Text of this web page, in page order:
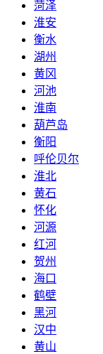
菏泽
淮安
衡水
湖州
黄冈
河池
淮南
葫芦岛
衡阳
呼伦贝尔
淮北
黄石
怀化
河源
红河
贺州
海口
鹤壁
黑河
汉中
黄山